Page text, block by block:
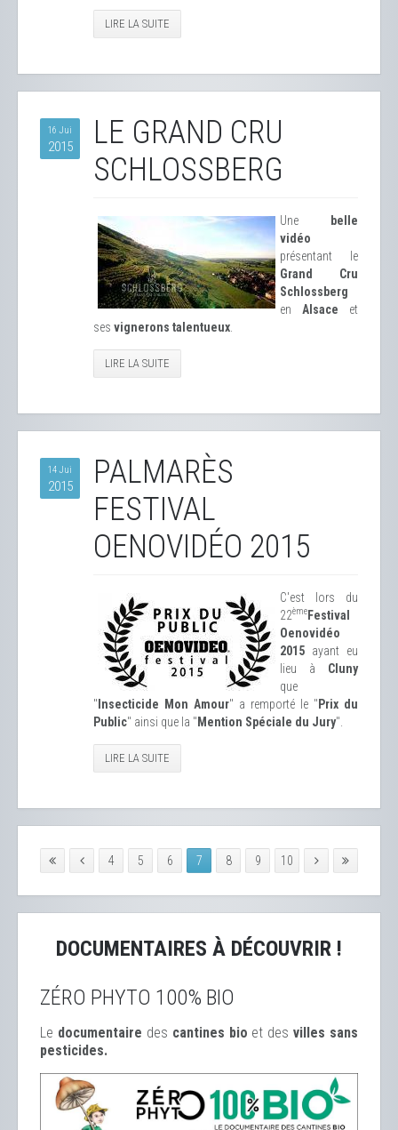
LIRE LA SUITE
16 Jui
2015
LE GRAND CRU
SCHLOSSBERG
Une
belle
vidéo
présentant le
Grand Cru
Schlossberg
en Alsace et
ses vignerons talentueux
LIRE LA SUITE
14 Jui
2015
PALMARÈS
FESTIVAL
OENOVIDÉO 2015
C'est lors du
22ème Festival
Oenovidéo
2015 ayant eu
lieu à Cluny
que
" Insecticide Mon Amour" a remporté le " Prix du
Public" ainsi que la " Mention Spéciale du Jury".
LIRE LA SUITE
4 5 6 7 8 9 10
DOCUMENTAIRES À DÉCOUVRIR !
ZÉRO PHYTO 100% BIO
Le documentaire des cantines bio et desvilles sans
pesticides.